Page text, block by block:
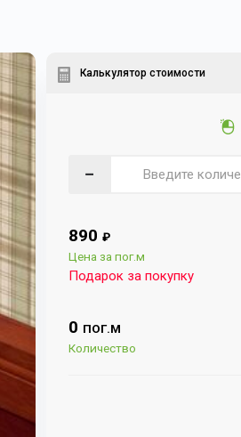
Калькулятор стоимости
−
890 ₽
Цена за пог.м
Подарок за покупку
0 ПОГ.М
Количество